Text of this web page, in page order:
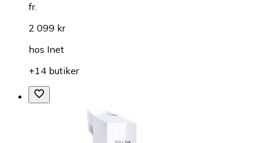
fr.
2 099 kr
hos Inet
+14 butiker